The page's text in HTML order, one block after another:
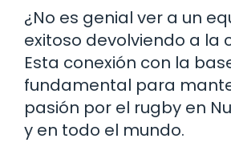
¿No es genial ver a un
exitoso devolviendo a la
Esta conexión con la
fundamental para
pasión por el rugby en
y en todo el mundo.